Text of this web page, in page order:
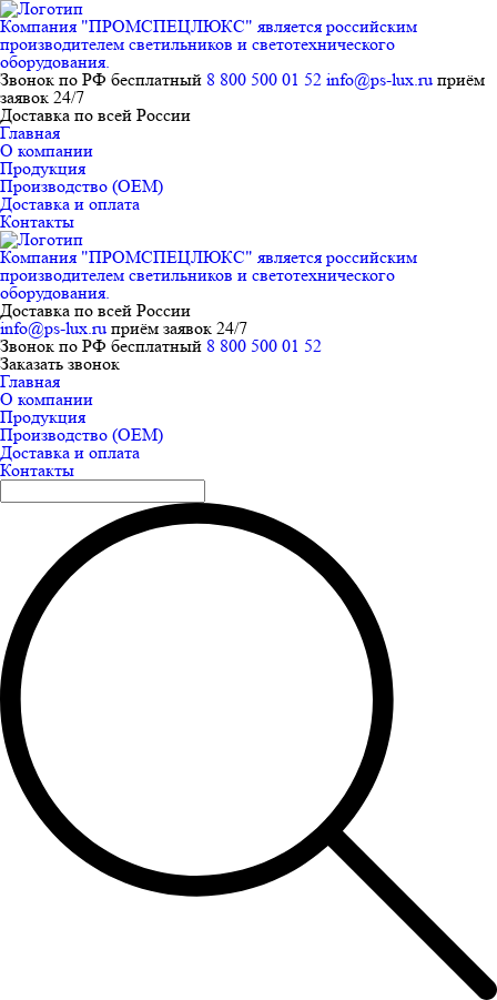
Компания "ПРОМСПЕЦЛЮКС" является российским
производителем светильников и светотехнического
оборудования.
Звонок по РФ бесплатный 8 800 500 01 52 info@ps-lux.ru приём
заявок 24/7
Доставка по всей России
Главная
О компании
Продукция
Производство (ОЕМ)
Доставка и оплата
Контакты
Компания "ПРОМСПЕЦЛЮКС" является российским
производителем светильников и светотехнического
оборудования.
Доставка по всей России
info@ps-lux.ru приём заявок 24/7
Звонок по РФ бесплатный 8 800 500 01 52
Заказать звонок
Главная
О компании
Продукция
Производство (ОЕМ)
Доставка и оплата
Контакты